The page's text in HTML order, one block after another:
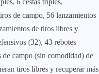
6 cestas triples,
de campo, 56 lanzamientos
de tiros libres y
(32), 43 rebotes
de campo (sin comodidad) de
tiros libres y recuperar más